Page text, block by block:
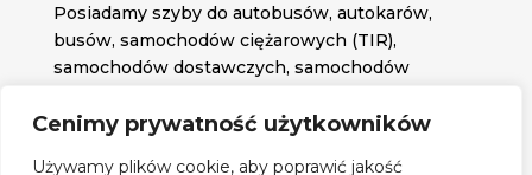
Cenimy prywatność użytkowników
Używamy plików cookie, aby poprawić jakość
Posiadamy szyby do autobusów, autokarów,
busów, samochodów ciężarowych (TIR),
samochodów dostawczych, samochodów
potrzebujesz.
Znajdź nas na: 